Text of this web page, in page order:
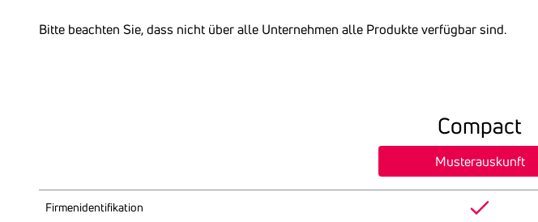
Bitte beachten Sie, dass nicht über alle Unternehmen alle Produkte verfügbar sind.
Compact
Musterauskunft
Firmen­iden­ti­fi­ka­tion